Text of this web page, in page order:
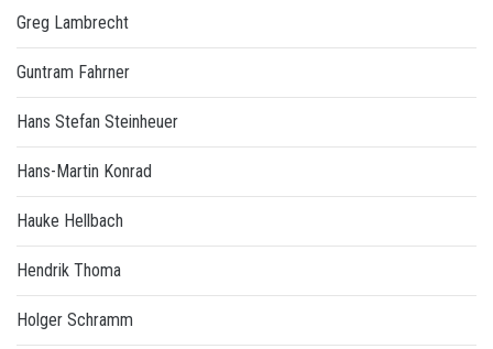
Greg Lambrecht
Guntram Fahrner
Hans Stefan Steinheuer
Hans-Martin Konrad
Hauke Hellbach
Hendrik Thoma
Holger Schramm